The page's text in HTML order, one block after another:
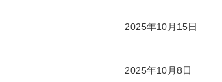
2025年10月15日
2025年10月8日